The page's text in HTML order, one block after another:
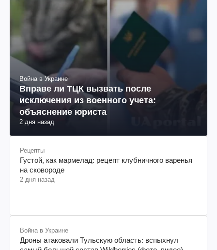
Война в Украине
Вправе ли ТЦК вызвать после
исключения из военного учета:
объяснение юриста
2 дня назад
Рецепты
Густой, как мармелад: рецепт клубничного варенья
на сковороде
2 дня назад
Война в Украине
Дроны атаковали Тульскую область: вспыхнул